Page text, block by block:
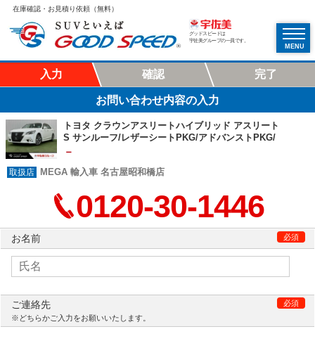
在庫確認・お見積り依頼（無料）
グッドスピードは
宇佐美グループの一員です。
MENU
入力 確認 完了
お問い合わせ内容の入力
トヨタ クラウンアスリートハイブリッド アスリート
S サンルーフ/レザーシートPKG/アドバンストPKG/
－
MEGA 輸入車 名古屋昭和橋店
0120‐30‐1446
お名前 必須
ご連絡先
必須
※どちらかご入力をお願いいたします。